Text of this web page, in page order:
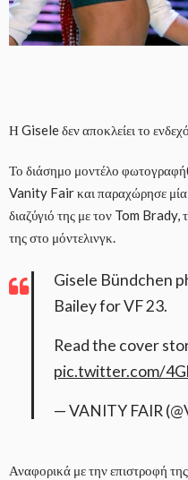
Η Gisele δεν αποκλείει το
Το διάσημο μοντέλο
Vanity Fair και παραχώρησε μία
διαζύγιό της με τον Tom Brady,
της στο μόντελινγκ.
Gisele Bündchen
Bailey for VF 23.
Read the cover
pic.twitter.com/
— VANITY FAIR
Αναφορικά με την επιστροφή